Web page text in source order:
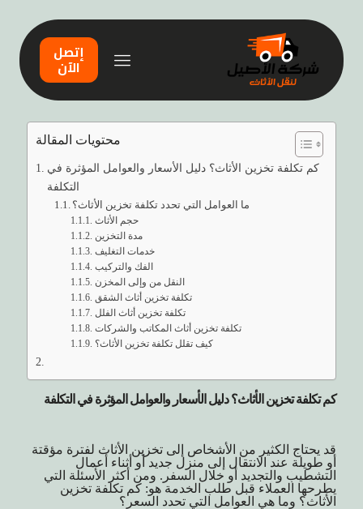
إتصل
الآن
محتويات المقالة
كم تكلفة تخزين الأثاث؟ دليل الأسعار والعوامل المؤثرة في
التكلفة
ما العوامل التي تحدد تكلفة تخزين الأثاث؟
حجم الأثاث
مدة التخزين
خدمات التغليف
الفك والتركيب
النقل من وإلى المخزن
تكلفة تخزين أثاث الشقق
تكلفة تخزين أثاث الفلل
تكلفة تخزين أثاث المكاتب والشركات
كيف تقلل تكلفة تخزين الأثاث؟
كم تكلفة تخزين الأثاث؟ دليل الأسعار والعوامل المؤثرة في التكلفة
قد يحتاج الكثير من الأشخاص إلى تخزين الأثاث لفترة مؤقتة
أو طويلة عند الانتقال إلى منزل جديد أو أثناء أعمال
التشطيب والتجديد أو خلال السفر. ومن أكثر الأسئلة التي
يطرحها العملاء قبل طلب الخدمة هو: كم تكلفة تخزين
الأثاث؟ وما هي العوامل التي تحدد السعر؟